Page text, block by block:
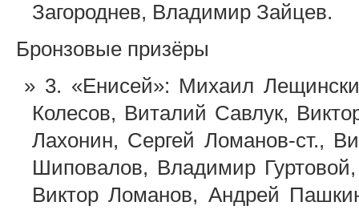
Загороднев, Владимир Зайцев.
Бронзовые призёры
3. «Енисей»: Михаил
Колесов, Виталий Савлук,
Лахонин, Сергей Ломанов-ст.,
Шиповалов, Владимир
Виктор Ломанов, Андрей